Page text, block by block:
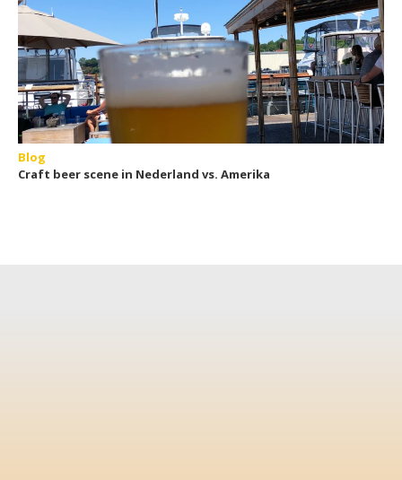
Blog
Craft beer scene in Nederland vs. Amerika